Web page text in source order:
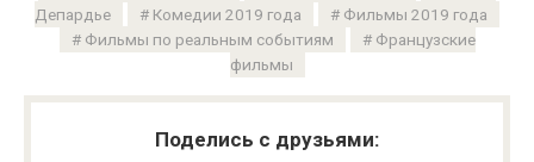
Депардье
Комедии 2019 года
Фильмы 2019 года
Фильмы по реальным событиям
Французские
фильмы
Поделись с друзьями: